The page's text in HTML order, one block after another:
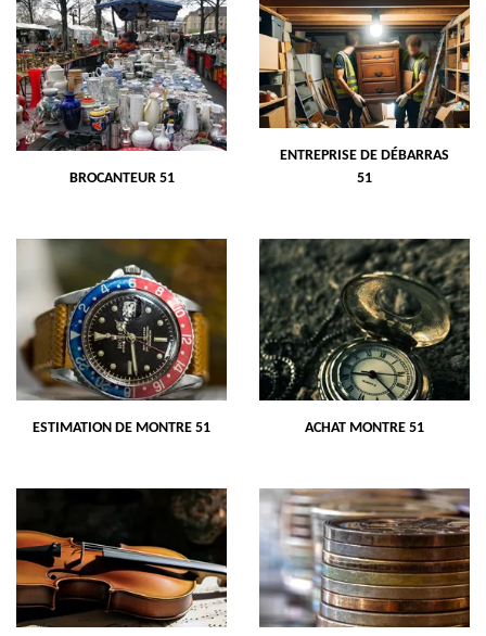
BROCANTEUR 51
ENTREPRISE DE DÉBARRAS
51
ESTIMATION DE MONTRE 51 ACHAT MONTRE 51